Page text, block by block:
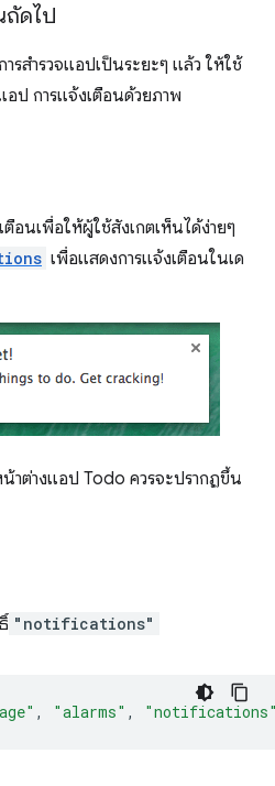
ถัดไป
รสำรวจแอปเป็นระยะๆ แล้ว ให้ใช้
ป การแจ้งเตือนด้วยภาพ
อนเพื่อให้ผู้ใช้สังเกตเห็นได้ง่ายๆ
เพื่อแสดงการแจ้งเตือนในเด
าต่างแอป Todo ควรจะปรากฏขึ้น
"notifications"
, "alarms" ,